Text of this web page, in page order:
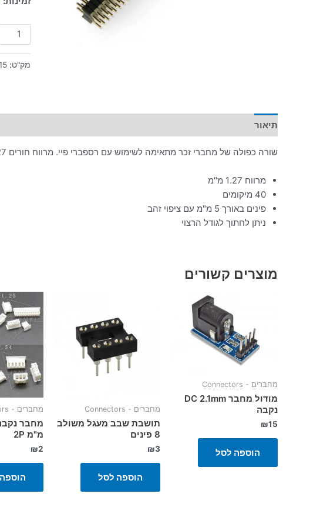
מק"ט:
תיאור
שורה כפולה של מחברי זכר מתאימה לשימוש עם רספברי פיי. מרווח חורים 1.27 מ"מ.
מרווח 1.27 מ"מ
40 מיקומים
פינים באורך 5 מ"מ עם ציפוי זהב
ניתן לחתוך לגודל הרצוי
מוצרים קשורים
מחברים - Connectors
מודול מחבר DC 2.1mm
נקבה
₪15
הוספה לסל
מחברים - Connectors
תושבת שבב מעגל משולב
8 פינים
₪3
הוספה לסל
מחברים - Connectors
מ"מ 2P
₪2